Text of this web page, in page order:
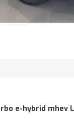
e-hybrid mhev